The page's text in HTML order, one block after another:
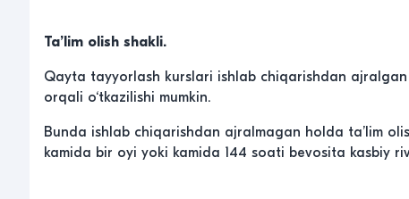
Ta’ lim olish shakli.
Qayta tayyorlash kurslari ishlab chiqarishdan
orqali o‘tkazilishi mumkin.
Bunda ishlab chiqarishdan ajralmagan holda ta’lim
kamida bir oyi yoki kamida 144 soati bevosita kasbiy